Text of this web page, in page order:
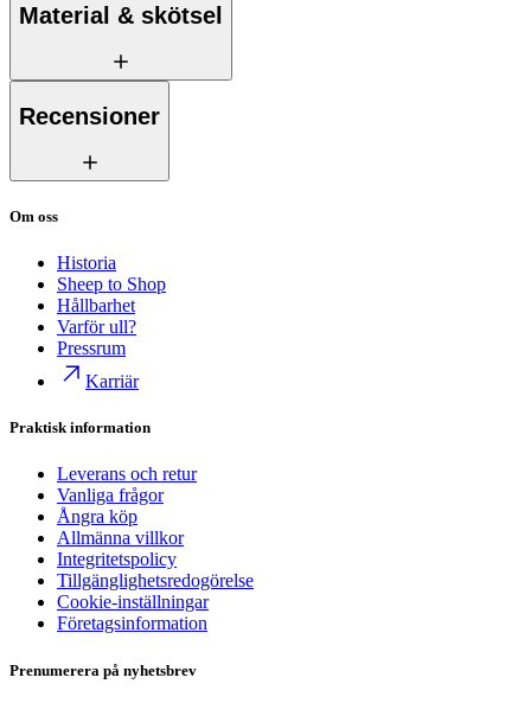
Material & skötsel
Recensioner
Om oss
Historia
Sheep to Shop
Hållbarhet
Varför ull?
Pressrum
Karriär
Praktisk information
Leverans och retur
Vanliga frågor
Ångra köp
Allmänna villkor
Integritetspolicy
Tillgänglighetsredogörelse
Cookie-inställningar
Företagsinformation
Prenumerera på nyhetsbrev